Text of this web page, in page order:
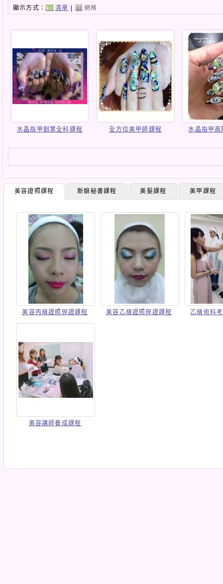
顯示方式： 清單 | 網格
水晶指甲創業全科課程 全方位美甲師課程 水晶指甲高
美容證照課程 新娘秘書課程 美髮課程 美甲課程
美容丙級證照保證課程 美容乙級證照保證課程 乙級術科
美容講師養成課程